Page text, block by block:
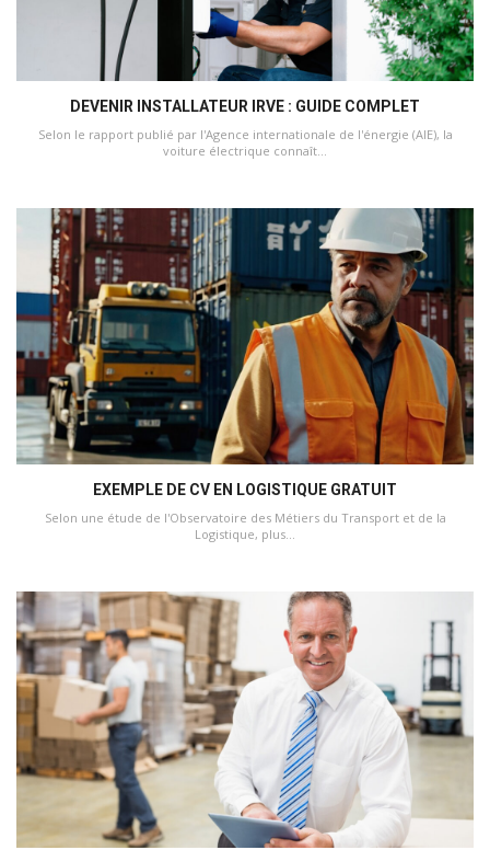
DEVENIR INSTALLATEUR IRVE : GUIDE COMPLET
Selon le rapport publié par l'Agence internationale de l'énergie (AIE), la
voiture électrique connaît...
EXEMPLE DE CV EN LOGISTIQUE GRATUIT
Selon une étude de l'Observatoire des Métiers du Transport et de la
Logistique, plus...